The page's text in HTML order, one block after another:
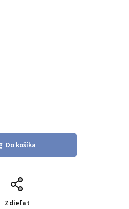
Do košíka
Zdieľať